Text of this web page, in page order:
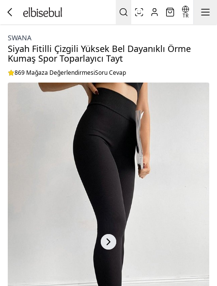
TR
SWANA
Siyah Fitilli Çizgili Yüksek Bel Dayanıklı Örme
Kumaş Spor Toparlayıcı Tayt
869 Mağaza DeğerlendirmesiSoru Cevap